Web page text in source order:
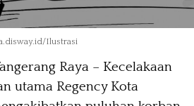
Ilustrasi
Raya – Kecelakaan
utama Regency Kota